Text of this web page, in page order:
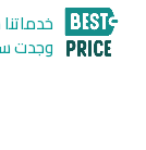
وجدت